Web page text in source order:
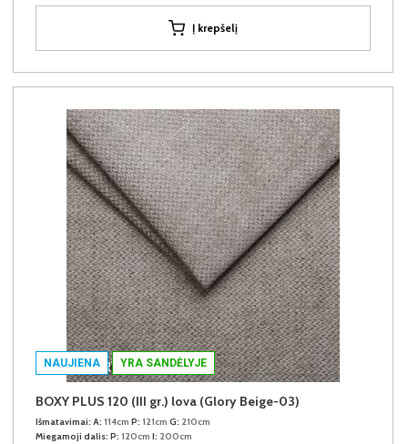
Į krepšelį
NAUJIENA YRA SANDĖLYJE
BOXY PLUS 120 (III gr.) lova (Glory Beige-03)
Išmatavimai: A: 114cm P: 121cm G: 210cm
Miegamoji dalis: P: 120cm I: 200cm